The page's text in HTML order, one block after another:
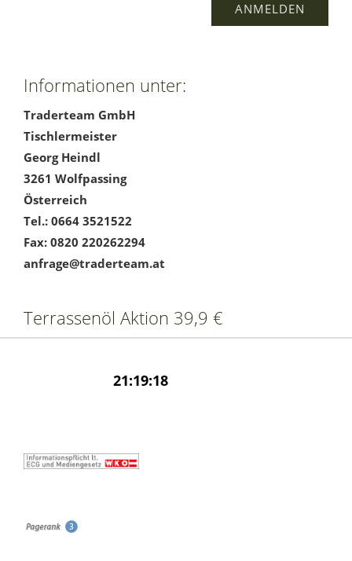
Informationen unter:
Traderteam GmbH
Tischlermeister
Georg Heindl
3261 Wolfpassing
Österreich
Tel.: 0664 3521522
Fax: 0820 220262294
anfrage@traderteam.at
Terrassenöl Aktion 39,9 €